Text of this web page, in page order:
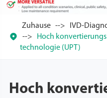

Zuhause
IVD-
Hoch
technologie (UPT)
Hoch